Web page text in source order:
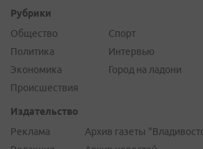
Рубрики
Общество
Политика
Экономика
Происшествия
Спорт
Интервью
Город на ладони
Издательство
Реклама
Архив газеты